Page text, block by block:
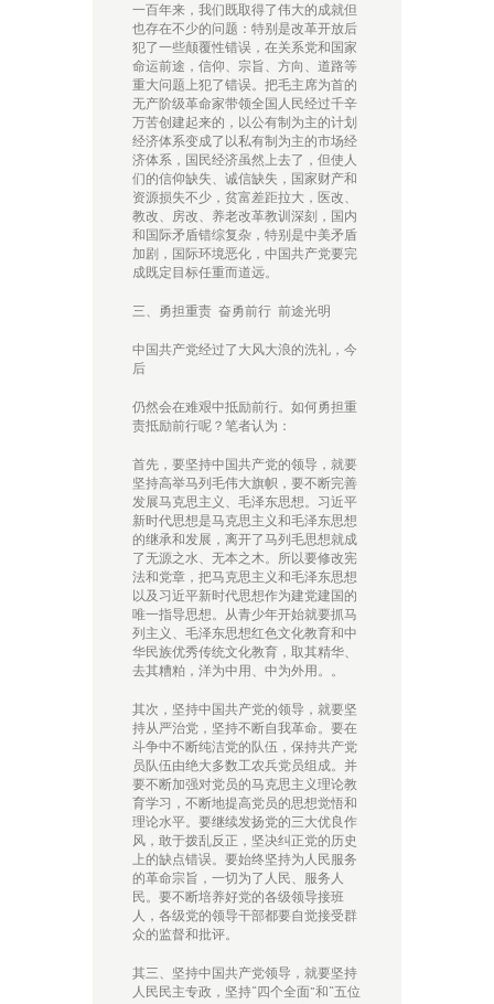
一百年来，我们既取得了伟大的成就但
也存在不少的问题：特别是改革开放后
犯了一些颠覆性错误，在关系党和国家
命运前途，信仰、宗旨、方向、道路等
重大问题上犯了错误。把毛主席为首的
无产阶级革命家带领全国人民经过千辛
万苦创建起来的，以公有制为主的计划
经济体系变成了以私有制为主的市场经
济体系，国民经济虽然上去了，但使人
们的信仰缺失、诚信缺失，国家财产和
资源损失不少，贫富差距拉大，医改、
教改、房改、养老改革教训深刻，国内
和国际矛盾错综复杂，特别是中美矛盾
加剧，国际环境恶化，中国共产党要完
成既定目标任重而道远。
三、勇担重责 奋勇前行 前途光明
中国共产党经过了大风大浪的洗礼，今
后
仍然会在难艰中抵励前行。如何勇担重
责抵励前行呢？笔者认为：
首先，要坚持中国共产党的领导，就要
坚持高举马列毛伟大旗帜，要不断完善
发展马克思主义、毛泽东思想。习近平
新时代思想是马克思主义和毛泽东思想
的继承和发展，离开了马列毛思想就成
了无源之水、无本之木。所以要修改宪
法和党章，把马克思主义和毛泽东思想
以及习近平新时代思想作为建党建国的
唯一指导思想。从青少年开始就要抓马
列主义、毛泽东思想红色文化教育和中
华民族优秀传统文化教育，取其精华、
去其糟粕，洋为中用、中为外用。。
其次，坚持中国共产党的领导，就要坚
持从严治党，坚持不断自我革命。要在
斗争中不断纯洁党的队伍，保持共产党
员队伍由绝大多数工农兵党员组成。并
要不断加强对党员的马克思主义理论教
育学习，不断地提高党员的思想觉悟和
理论水平。要继续发扬党的三大优良作
风，敢于拨乱反正，坚决纠正党的历史
上的缺点错误。要始终坚持为人民服务
的革命宗旨，一切为了人民、服务人
民。要不断培养好党的各级领导接班
人，各级党的领导干部都要自觉接受群
众的监督和批评。
其三、坚持中国共产党领导，就要坚持
人民民主专政，坚持“四个全面”和“五位